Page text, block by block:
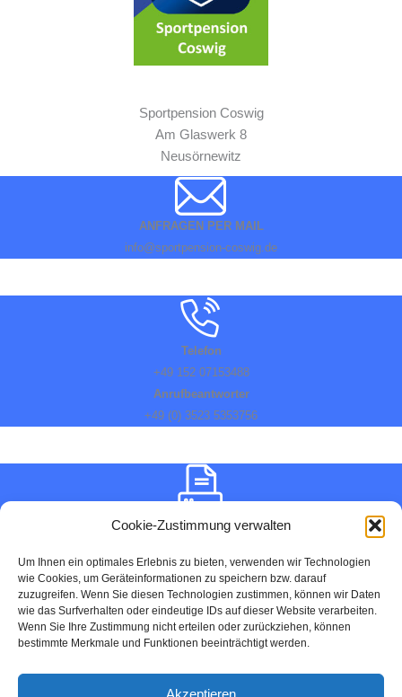
Cookie-Zustimmung verwalten
Um Ihnen ein optimales Erlebnis zu bieten, verwenden wir Technologien
wie Cookies, um Geräteinformationen zu speichern bzw. darauf
zuzugreifen. Wenn Sie diesen Technologien zustimmen, können wir Daten
wie das Surfverhalten oder eindeutige IDs auf dieser Website verarbeiten.
Wenn Sie Ihre Zustimmung nicht erteilen oder zurückziehen, können
bestimmte Merkmale und Funktionen beeinträchtigt werden.
Akzeptieren
Sportpension Coswig
Am Glaswerk 8
Neusörnewitz
ANFRAGEN PER MAIL
info@sportpension-coswig.de
Telefon
+49 152 07153488
Anrufbeantworter
+49 (0) 3523 5353756
Telefax
Aktuelles
About
Preise und reservieren
Impressum